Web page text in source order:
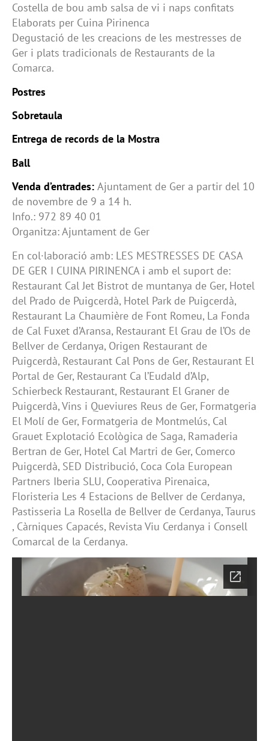
Costella de bou amb salsa de vi i naps confitats
Elaborats per Cuina Pirinenca
Degustació de les creacions de les mestresses de
Ger i plats tradicionals de Restaurants de la
Comarca.
Postres
Sobretaula
Entrega de records de la Mostra
Ball
Venda d’entrades: Ajuntament de Ger a partir del 10
de novembre de 9 a 14 h.
Info.: 972 89 40 01
Organitza: Ajuntament de Ger
En col·laboració amb: LES MESTRESSES DE CASA
DE GER I CUINA PIRINENCA i amb el suport de:
Restaurant Cal Jet Bistrot de muntanya de Ger, Hotel
del Prado de Puigcerdà, Hotel Park de Puigcerdà,
Restaurant La Chaumière de Font Romeu, La Fonda
de Cal Fuxet d’Aransa, Restaurant El Grau de l’Os de
Bellver de Cerdanya, Origen Restaurant de
Puigcerdà, Restaurant Cal Pons de Ger, Restaurant El
Portal de Ger, Restaurant Ca l’Eudald d’Alp,
Schierbeck Restaurant, Restaurant El Graner de
Puigcerdà, Vins i Queviures Reus de Ger, Formatgeria
El Molí de Ger, Formatgeria de Montmelús, Cal
Grauet Explotació Ecològica de Saga, Ramaderia
Bertran de Ger, Hotel Cal Martri de Ger, Comerco
Puigcerdà, SED Distribució, Coca Cola European
Partners Iberia SLU, Cooperativa Pirenaica,
Floristeria Les 4 Estacions de Bellver de Cerdanya,
Pastisseria La Rosella de Bellver de Cerdanya, Taurus
, Càrniques Capacés, Revista Viu Cerdanya i Consell
Comarcal de la Cerdanya.